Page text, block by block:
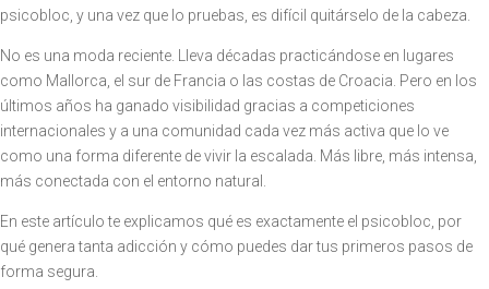
psicobloc, y una vez que lo pruebas, es difícil quitárselo de la cabeza.
No es una moda reciente. Lleva décadas practicándose en lugares
como Mallorca, el sur de Francia o las costas de Croacia. Pero en los
últimos años ha ganado visibilidad gracias a competiciones
internacionales y a una comunidad cada vez más activa que lo ve
como una forma diferente de vivir la escalada. Más libre, más intensa,
más conectada con el entorno natural.
En este artículo te explicamos qué es exactamente el psicobloc, por
qué genera tanta adicción y cómo puedes dar tus primeros pasos de
forma segura.